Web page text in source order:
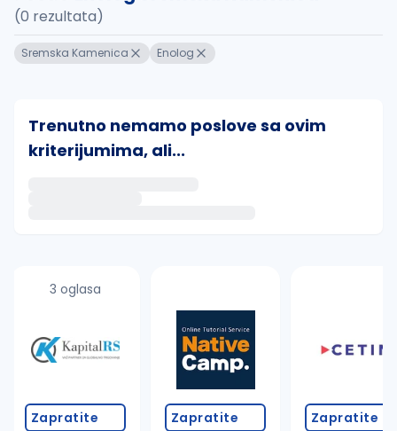
(0 rezultata)
Sremska Kamenica Enolog
Trenutno nemamo poslove sa ovim
kriterijumima, ali...
proverite pravopisne greške (koristite č, ć, š, đ,
povećajte radijus za odabrani grad
promenite odabrane filtere pretrage
3 oglasa
Zapratite Zapratite Zapratite